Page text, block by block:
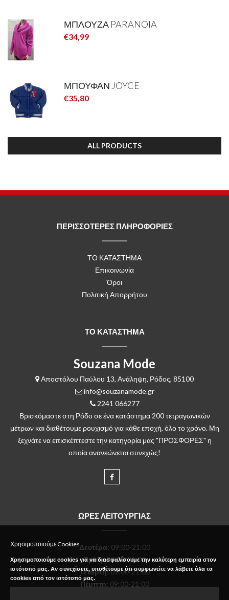
ΜΠΛΟΥΖΑ PARANOIA
€34,99
ΜΠΟΥΦΑΝ JOYCE
€35,80
ALL PRODUCTS
ΠΕΡΙΣΣΟΤΕΡΕΣ ΠΛΗΡΟΦΟΡΙΕΣ
ΤΟ ΚΑΤΑΣΤΗΜΑ
Επικοινωνία
Όροι
Πολιτική Απορρήτου
ΤΟ ΚΑΤΑΣΤΗΜΑ
Souzana Mode
Αποστόλου Παύλου 13, Ανάληψη, Ρόδος, 85100
info@souzanamode.gr
2241 066277
Βρισκόμαστε στη Ρόδο σε ένα κατάστημα 200 τετραγωνικών
μέτρων και διαθέτουμε ρουχισμό για κάθε εποχή, όλο το χρόνο. Μη
ξεχνάτε να επισκέπτεστε την κατηγορία μας "ΠΡΟΣΦΟΡΕΣ" η
οποία ανανεώνεται συνεχώς!
ΩΡΕΣ ΛΕΙΤΟΥΡΓΙΑΣ
Δευτέρα: 09:00-21:00
Τρίτη:09:00-21:00
Τετάρτη:09:00-21:00
Πέμπτη: 09:00-21:00
Χρησιμοποιούμε Cookies
Χρησιμοποιούμε cookies για να διασφαλίσουμε την καλύτερη εμπειρία στον
ιστότοπό μας. Αν συνεχίσετε, υποθέτουμε ότι συμφωνείτε να λάβετε όλα τα
cookies από τον ιστότοπό μας.